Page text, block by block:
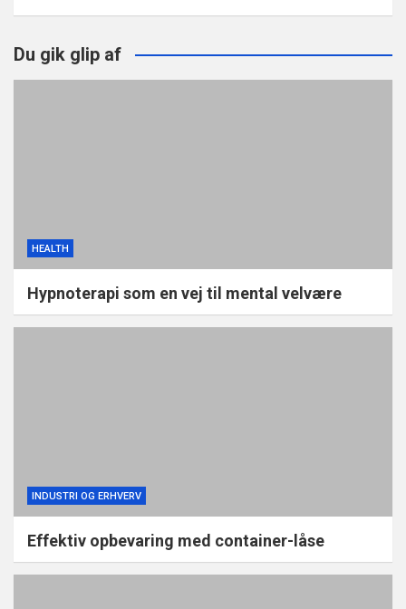
Du gik glip af
HEALTH
Hypnoterapi som en vej til mental velvære
INDUSTRI OG ERHVERV
Effektiv opbevaring med container-låse